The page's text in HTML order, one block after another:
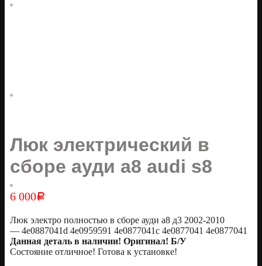
Люк электрический в
сборе ауди а8 audi s8
6 000Р
Люк электро полностью в сборе ауди а8 д3 2002-2010
— 4e0887041d 4e0959591 4e0877041c 4e0877041 4е0877041
Данная деталь в наличии! Оригинал! Б/У
Состояние отличное! Готова к установке!